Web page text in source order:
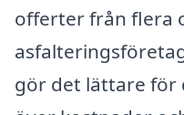
offerter från flera
gör det lättare för